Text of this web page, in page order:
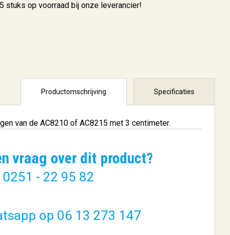
5 stuks op voorraad bij onze leverancier!
Productomschrijving Specificaties
van de AC8210 of AC8215 met 3 centimeter.
vraag over dit product?
0251 - 22 95 82
op 06 13 273 147